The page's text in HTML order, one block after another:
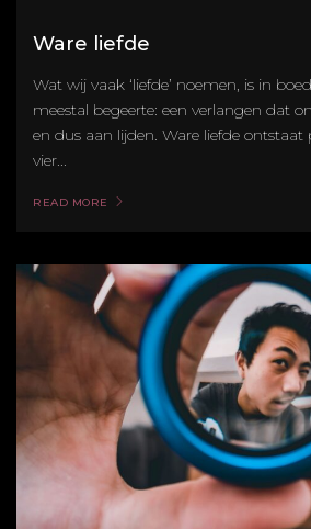
Ware liefde
Wat wij vaak ‘liefde’ noemen, is in
meestal begeerte: een verlangen dat
en dus aan lijden. Ware liefde ontstaat
vier...
READ MORE